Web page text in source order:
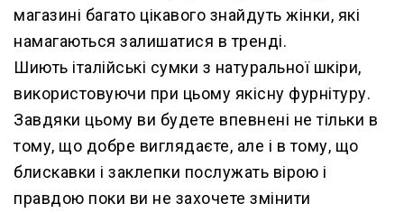
магазині багато цікавого знайдуть жінки, які
намагаються залишатися в тренді.
Шиють італійські сумки з натуральної шкіри,
використовуючи при цьому якісну фурнітуру.
Завдяки цьому ви будете впевнені не тільки в
тому, що добре виглядаєте, але і в тому, що
блискавки і заклепки послужать вірою і
правдою поки ви не захочете змінити